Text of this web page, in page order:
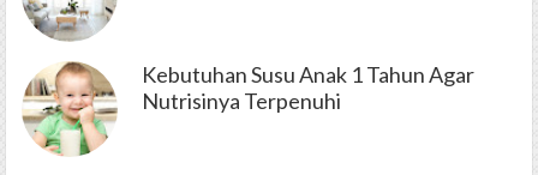
Kebutuhan Susu Anak 1 Tahun Agar
Nutrisinya Terpenuhi